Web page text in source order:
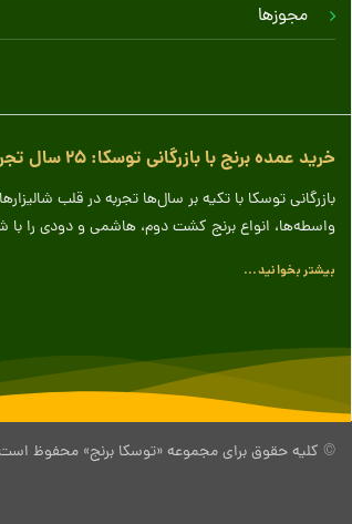
مجوزها
خرید عمده برنج با بازرگانی توسکا: ۲۵ سال تجربه و اصالت
بازرگانی توسکا با تکیه بر سال‌ها تجربه در قلب
واسطه‌ها، انواع برنج کشت دوم، هاشمی و دودی را با
بیشتر بخوانید...
© کلیه حقوق برای مجموعه «توسکا برنج» محفوظ